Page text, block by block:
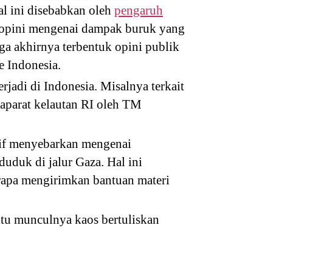
ini disebabkan oleh pengaruh
mengenai dampak buruk yang
akhirnya terbentuk opini publik
Indonesia.
di Indonesia. Misalnya terkait
kelautan RI oleh TM
menyebarkan mengenai
di jalur Gaza. Hal ini
mengirimkan bantuan materi
munculnya kaos bertuliskan